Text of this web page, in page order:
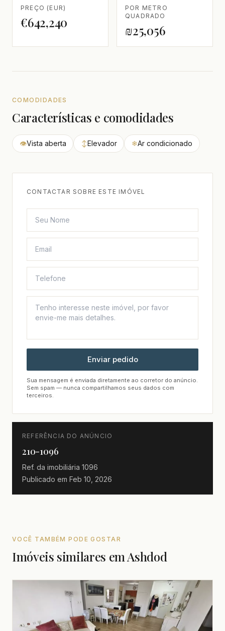
PREÇO (EUR)
€642,240
POR METRO
QUADRADO
₪25,056
COMODIDADES
Características e comodidades
👁Vista aberta ↕Elevador ❄Ar condicionado
CONTACTAR SOBRE ESTE IMÓVEL
Enviar pedido
Sua mensagem é enviada diretamente ao corretor do anúncio.
Sem spam — nunca compartilhamos seus dados com
terceiros.
REFERÊNCIA DO ANÚNCIO
210-1096
Ref. da imobiliária 1096
Publicado em Feb 10, 2026
VOCÊ TAMBÉM PODE GOSTAR
Imóveis similares em Ashdod